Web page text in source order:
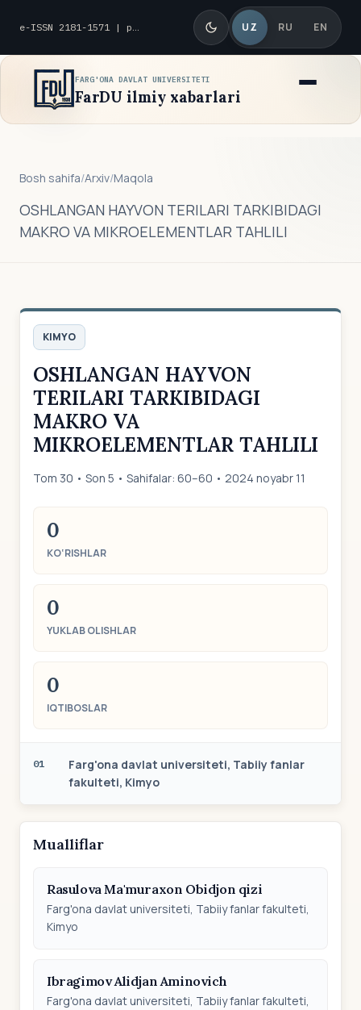
e-ISSN 2181-1571 | p-ISSN 2010-8419 UZ RU EN
FARG'ONA DAVLAT UNIVERSITETI
FarDU ilmiy xabarlari
Bosh sahifa/Arxiv/Maqola
OSHLANGAN HAYVON TERILARI TARKIBIDAGI
MAKRO VA MIKROELEMENTLAR TAHLILI
KIMYO
OSHLANGAN HAYVON
TERILARI TARKIBIDAGI
MAKRO VA
MIKROELEMENTLAR TAHLILI
Tom 30 • Son 5 • Sahifalar: 60–60 • 2024 noyabr 11
0
KO‘RISHLAR
0
YUKLAB OLISHLAR
0
IQTIBOSLAR
01
Farg'ona davlat universiteti, Tabiiy fanlar
fakulteti, Kimyo
Mualliflar
Rasulova Ma'muraxon Obidjon qizi
Farg'ona davlat universiteti, Tabiiy fanlar fakulteti,
Kimyo
Ibragimov Alidjan Aminovich
Farg'ona davlat universiteti, Tabiiy fanlar fakulteti,